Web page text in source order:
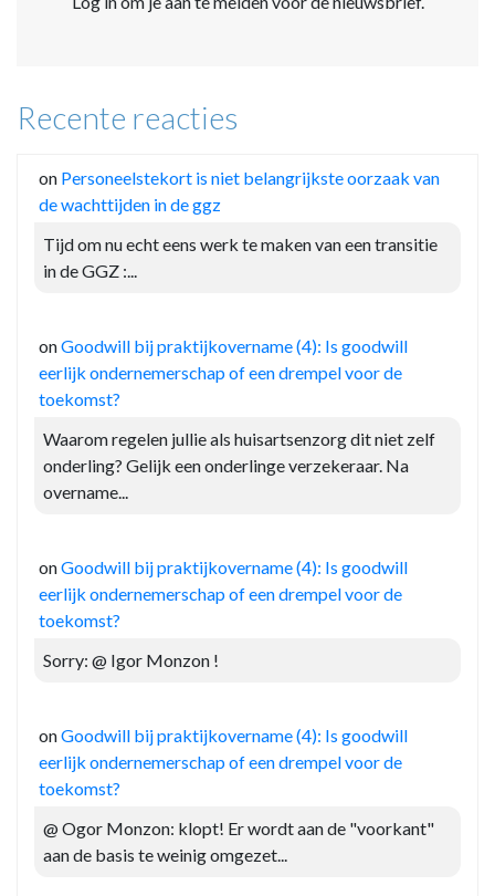
Recente reacties
on Personeelstekort is niet belangrijkste oorzaak van
de wachttijden in de ggz
Tijd om nu echt eens werk te maken van een transitie
in de GGZ :...
onGoodwill bij praktijkovername (4): Is goodwill
eerlijk ondernemerschap of een drempel voor de
toekomst?
Waarom regelen jullie als huisartsenzorg dit niet zelf
onderling? Gelijk een onderlinge verzekeraar. Na
overname...
onGoodwill bij praktijkovername (4): Is goodwill
eerlijk ondernemerschap of een drempel voor de
toekomst?
Sorry: @ Igor Monzon !
onGoodwill bij praktijkovername (4): Is goodwill
eerlijk ondernemerschap of een drempel voor de
toekomst?
@ Ogor Monzon: klopt! Er wordt aan de "voorkant"
aan de basis te weinig omgezet...